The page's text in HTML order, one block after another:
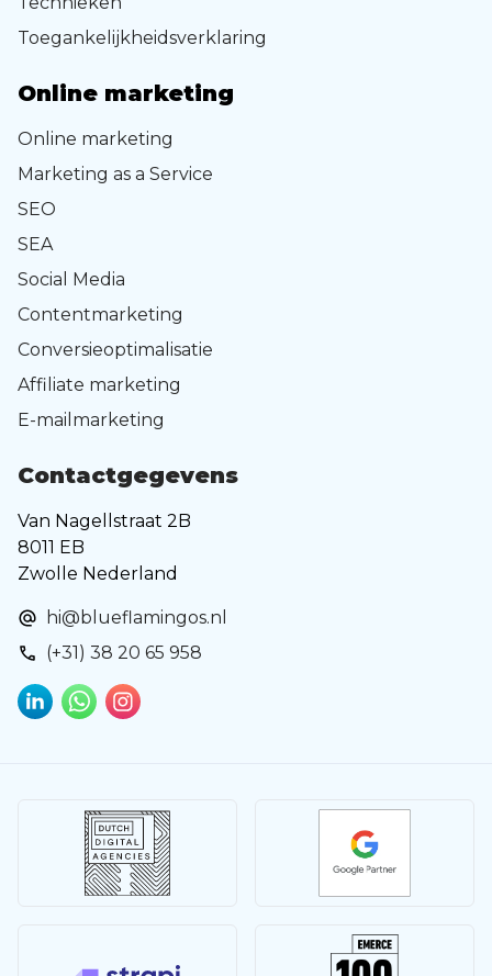
Toegankelijkheidsverklaring
Online marketing
Online marketing
Marketing as a Service
SEO
SEA
Social Media
Contentmarketing
Conversieoptimalisatie
Affiliate marketing
E-mailmarketing
Contactgegevens
Van Nagellstraat 2B
8011 EB
Zwolle Nederland
hi@blueflamingos.nl
(+31) 38 20 65 958